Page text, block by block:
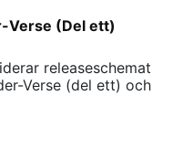
Verse (Del ett)
releaseschemat
Verse (del ett) och